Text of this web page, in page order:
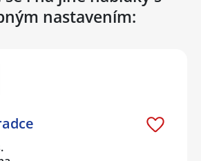
nastavením: